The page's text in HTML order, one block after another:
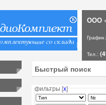
ООО
Тел.:
фильтры [х]